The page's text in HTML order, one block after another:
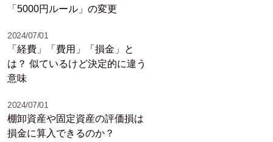
「5000円ルール」の変更
2024/07/01
「経費」「費用」「損金」と
は？ 似ているけど決定的に違う
意味
2024/07/01
棚卸資産や固定資産の評価損は
損金に算入できるのか？